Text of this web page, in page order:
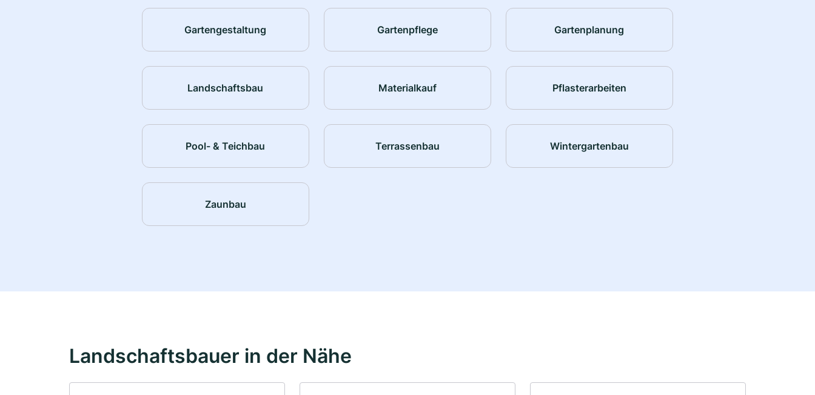
Gartengestaltung Gartenpflege Gartenplanung
Landschaftsbau Materialkauf Pflasterarbeiten
Pool- & Teichbau Terrassenbau Wintergartenbau
Zaunbau
Landschaftsbauer in der Nähe